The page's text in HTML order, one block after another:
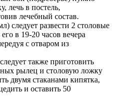
лечь в постель,
лечебный состав.
следует развести 2 столовые
в 19-20 часов вечера
с отваром из
также приготовить
рылец и столовую ложку
двумя стаканами кипятка,
и оставить 50